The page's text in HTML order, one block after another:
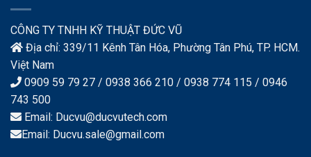
CÔNG TY TNHH KỸ THUẬT ĐỨC VŨ
Địa chỉ: 339/11 Kênh Tân Hóa, Phường Tân Phú, TP. HCM.
Việt Nam
0909 59 79 27 / 0938 366 210 / 0938 774 115 / 0946
743 500
Email: Ducvu@ducvutech.com
Email: Ducvu.sale@gmail.com